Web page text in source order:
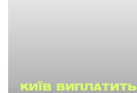
КИЇВ ВИПЛАТИТЬ